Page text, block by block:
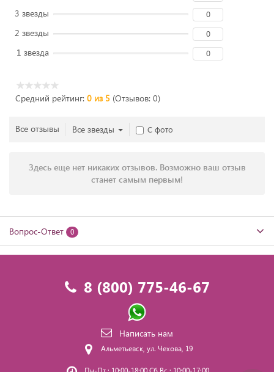
3 звезды 0
2 звезды 0
1 звезда 0
Средний рейтинг: 0 из 5 (Отзывов: 0)
Все отзывы Все звезды С фото
Здесь еще нет никаких отзывов. Возможно ваш отзыв
станет самым первым!
Вопрос-Ответ 0
8 (800) 775-46-67
Написать нам
Альметьевск, ул. Чехова, 19